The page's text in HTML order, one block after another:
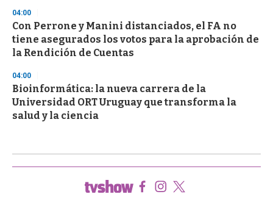
04:00
Con Perrone y Manini distanciados, el FA no
tiene asegurados los votos para la aprobación de
la Rendición de Cuentas
04:00
Bioinformática: la nueva carrera de la
Universidad ORT Uruguay que transforma la
salud y la ciencia